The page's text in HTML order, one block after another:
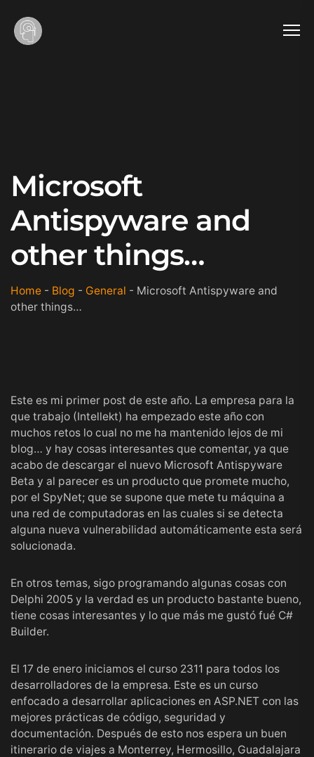
Microsoft
Antispyware and
other things…
Home - Blog - General - Microsoft Antispyware and
other things…
Este es mi primer post de este año. La empresa para la
que trabajo (Intellekt) ha empezado este año con
muchos retos lo cual no me ha mantenido lejos de mi
blog… y hay cosas interesantes que comentar, ya que
acabo de descargar el nuevo Microsoft Antispyware
Beta y al parecer es un producto que promete mucho,
por el SpyNet; que se supone que mete tu máquina a
una red de computadoras en las cuales si se detecta
alguna nueva vulnerabilidad automáticamente esta será
solucionada.
En otros temas, sigo programando algunas cosas con
Delphi 2005 y la verdad es un producto bastante bueno,
tiene cosas interesantes y lo que más me gustó fué C#
Builder.
El 17 de enero iniciamos el curso 2311 para todos los
desarrolladores de la empresa. Este es un curso
enfocado a desarrollar aplicaciones en ASP.NET con las
mejores prácticas de código, seguridad y
documentación. Después de esto nos espera un buen
itinerario de viajes a Monterrey, Hermosillo, Guadalajara